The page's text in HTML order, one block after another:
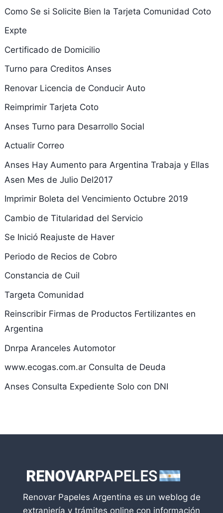
Como Se si Solicite Bien la Tarjeta Comunidad Coto
Expte
Certificado de Domicilio
Turno para Creditos Anses
Renovar Licencia de Conducir Auto
Reimprimir Tarjeta Coto
Anses Turno para Desarrollo Social
Actualir Correo
Anses Hay Aumento para Argentina Trabaja y Ellas
Asen Mes de Julio Del2017
Imprimir Boleta del Vencimiento Octubre 2019
Cambio de Titularidad del Servicio
Se Inició Reajuste de Haver
Periodo de Recios de Cobro
Constancia de Cuil
Targeta Comunidad
Reinscribir Firmas de Productos Fertilizantes en
Argentina
Dnrpa Aranceles Automotor
www.ecogas.com.ar Consulta de Deuda
Anses Consulta Expediente Solo con DNI
Renovar Papeles Argentina es un weblog de
extranjería y trámites online con información